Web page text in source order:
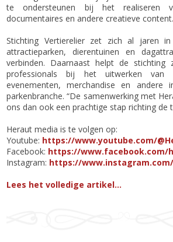
te ondersteunen bij het realiseren
documentaires en andere creatieve
Stichting Vertierelier zet zich al jaren
attractieparken, dierentuinen en
verbinden. Daarnaast helpt de stichting
professionals bij het uitwerken van
evenementen, merchandise en andere
parkenbranche. “De samenwerking met
ons dan ook een prachtige stap richting de
Heraut media is te volgen op:
Youtube: https://www.youtube.com/
Facebook: https://www.facebook.com/
Instagram: https://
Lees het volledige artikel...